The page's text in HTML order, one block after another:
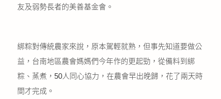
友及弱勢長者的美善基金會。
綁粽對傳統農家來說，原本駕輕就熟，但事先知道要做公
益，台南地區農會媽媽們今年作的更起勁，從備料到綁
粽、蒸煮，50人同心協力，在農會早出晚歸，花了兩天時
間才完成。